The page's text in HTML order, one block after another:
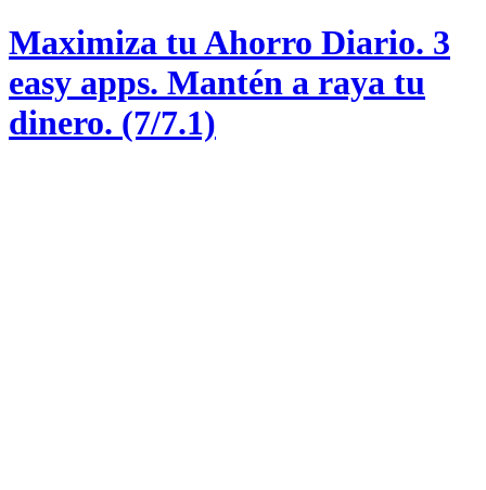
Maximiza tu Ahorro Diario. 3
easy apps. Mantén a raya tu
dinero. (7/7.1)